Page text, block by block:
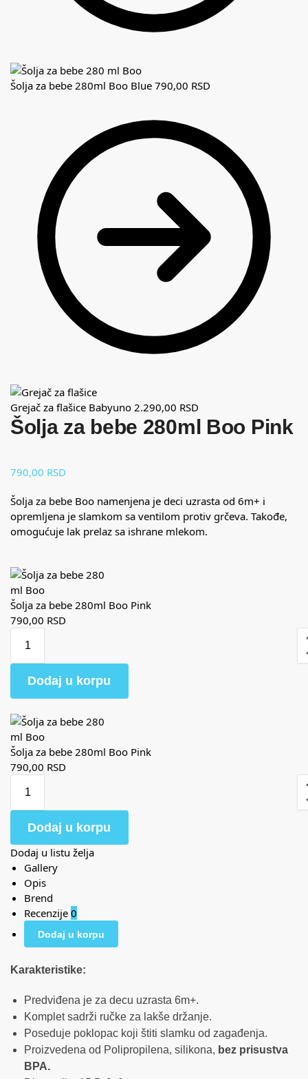
Šolja za bebe 280ml Boo Blue 790,00 RSD
Grejač za flašice Babyuno 2.290,00 RSD
Šolja za bebe 280ml Boo Pink
790,00 RSD
Šolja za bebe Boo namenjena je deci uzrasta od 6m+ i
opremljena je slamkom sa ventilom protiv grčeva. Takođe,
omogućuje lak prelaz sa ishrane mlekom.
Šolja za bebe 280ml Boo Pink
790,00 RSD
Dodaj u korpu
Šolja za bebe 280ml Boo Pink
790,00 RSD
Dodaj u korpu
Dodaj u listu želja
Gallery
Opis
Brend
Recenzije 0
Dodaj u korpu
Karakteristike:
Predviđena je za decu uzrasta 6m+.
Komplet sadrži ručke za lakše držanje.
Poseduje poklopac koji štiti slamku od zagađenja.
Proizvedena od Polipropilena, silikona, bez prisustva
BPA.